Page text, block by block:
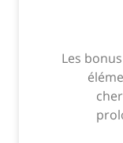
Les